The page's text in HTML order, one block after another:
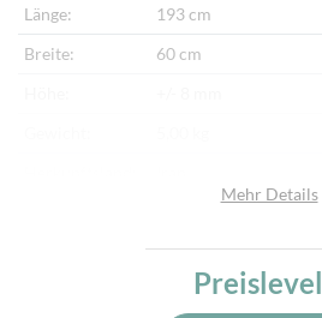
Länge:
193 cm
Breite:
60 cm
Schafwolle
Mehr Details
Preislevel